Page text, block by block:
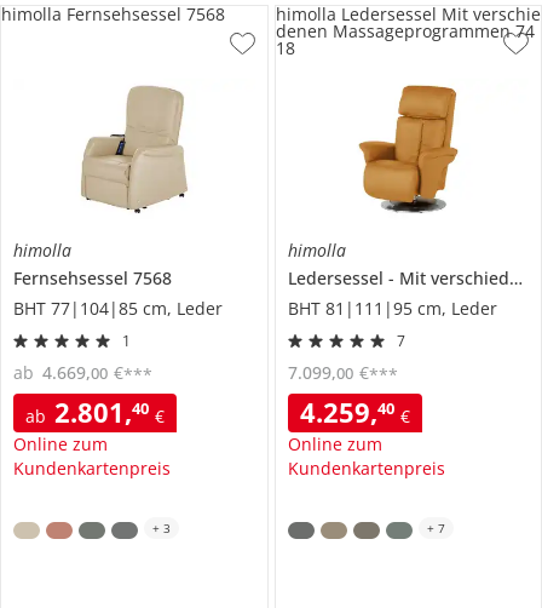
himolla
Fernsehsessel 7568
BHT 77|104|85 cm, Leder
1
ab 2.801,40 €
Online zum
Kundenkartenpreis
ab 4.669,00 €***
himolla Fernsehsessel 7568
+ 3
himolla
Ledersessel
Mit verschiedenen Massageprogrammen
BHT 81|111|95 cm, Leder
7
4.259,40 €
Online zum
Kundenkartenpreis
7.099,00 €***
himolla Ledersessel Mit verschie
denen Massageprogrammen 74
18
+ 7